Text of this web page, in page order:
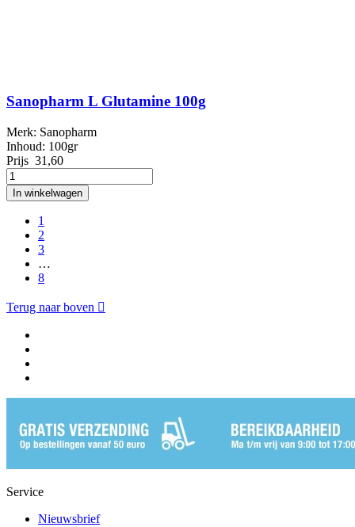
Sanopharm L Glutamine 100g
Merk: Sanopharm
Inhoud: 100gr
Prijs 31,60
In winkelwagen
1
2
3
…
8
Terug naar boven 
Service
Nieuwsbrief